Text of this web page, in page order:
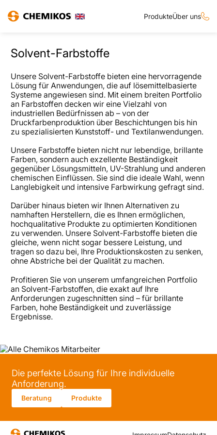
ProdukteÜber uns
Solvent-Farbstoffe
Unsere Solvent-Farbstoffe bieten eine hervorragende
Lösung für Anwendungen, die auf lösemittelbasierte
Systeme angewiesen sind. Mit einem breiten Portfolio
an Farbstoffen decken wir eine Vielzahl von
industriellen Bedürfnissen ab – von der
Druckfarbenproduktion über Beschichtungen bis hin
zu spezialisierten Kunststoff- und Textilanwendungen.
Unsere Farbstoffe bieten nicht nur lebendige, brillante
Farben, sondern auch exzellente Beständigkeit
gegenüber Lösungsmitteln, UV-Strahlung und anderen
chemischen Einflüssen. Sie sind die ideale Wahl, wenn
Langlebigkeit und intensive Farbwirkung gefragt sind.
Darüber hinaus bieten wir Ihnen Alternativen zu
namhaften Herstellern, die es Ihnen ermöglichen,
hochqualitative Produkte zu optimierten Konditionen
zu verwenden. Unsere Solvent-Farbstoffe bieten die
gleiche, wenn nicht sogar bessere Leistung, und
tragen so dazu bei, Ihre Produktionskosten zu senken,
ohne Abstriche bei der Qualität zu machen.
Profitieren Sie von unserem umfangreichen Portfolio
an Solvent-Farbstoffen, die exakt auf Ihre
Anforderungen zugeschnitten sind – für brillante
Farben, hohe Beständigkeit und zuverlässige
Ergebnisse.
Die perfekte Lösung für Ihre individuelle
Anforderung.
Beratung Produkte